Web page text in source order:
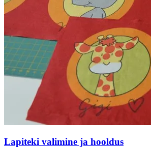
Lapiteki valimine ja hooldus